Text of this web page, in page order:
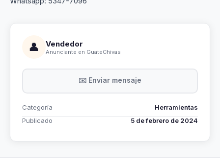
👤 Vendedor
Anunciante en GuateChivas
✉️ Enviar mensaje
Categoría
Herramientas
Publicado
5 de febrero de 2024